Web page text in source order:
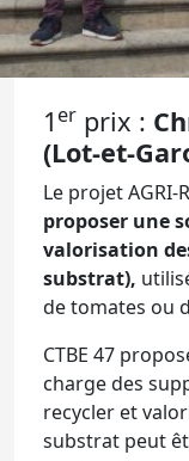
1 er prix :
(Lot-et-
Le projet AGRI-
proposer une
valorisation
substrat),
de tomates ou
CTBE 47
charge des
recycler et
substrat peut